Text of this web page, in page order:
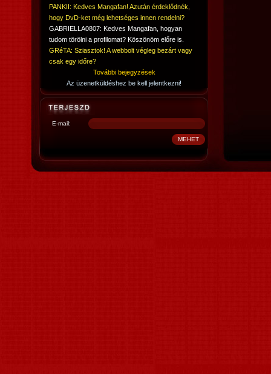
PANKII: Kedves Mangafan! Azután érdeklődnék,
hogy DvD-ket még lehetséges innen rendelni?
GABRIELLA0807: Kedves Mangafan, hogyan
tudom törölni a profilomat? Köszönöm előre is.
GRéTA: Sziasztok! A webbolt végleg bezárt vagy
csak egy időre?
További bejegyzések
Az üzenetküldéshez be kell jelentkezni!
E-mail: